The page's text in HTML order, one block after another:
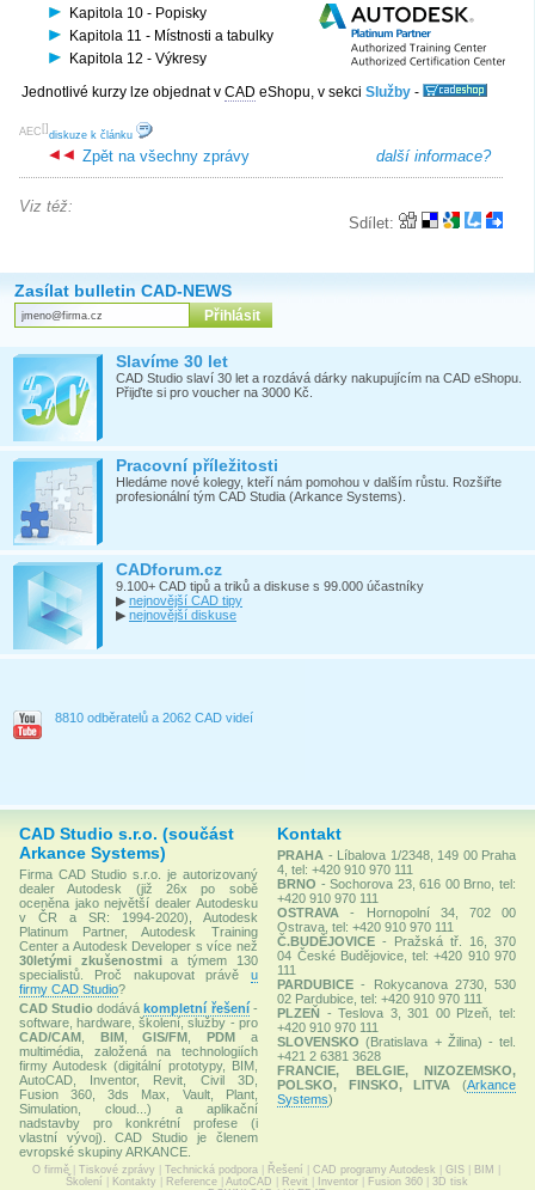
Kapitola 10 - Popisky
Kapitola 11 - Místnosti a tabulky
Kapitola 12 - Výkresy
Jednotlivé kurzy lze objednat v CAD eShopu, v sekci Služby -
[
AEC ]
diskuze k článku
další informace?
Zpět na všechny zprávy
Sdílet:
Viz též:
Zasílat bulletin CAD-NEWS
Slavíme 30 let
CAD Studio slaví 30 let a rozdává dárky nakupujícím na CAD eShopu.
Přijďte si pro voucher na 3000 Kč.
Pracovní příležitosti
Hledáme nové kolegy, kteří nám pomohou v dalším růstu. Rozšiřte
profesionální tým CAD Studia (Arkance Systems).
CADforum.cz
9.100+ CAD tipů a triků a diskuse s 99.000 účastníky
▶ nejnovější CAD tipy
▶ nejnovější diskuse
8810 odběratelů a 2062 CAD videí
CAD Studio s.r.o. (součást
Arkance Systems)
Firma CAD Studio s.r.o. je autorizovaný
dealer Autodesk (již 26x po sobě
oceněna jako největší dealer Autodesku
v ČR a SR: 1994-2020), Autodesk
Platinum Partner, Autodesk Training
Center a Autodesk Developer s více než
30letými zkušenostmia týmem 130
specialistů. Proč nakupovat právě u
firmy CAD Studio?
CAD Studio dodávákompletní řešení-
software, hardware, školení, služby - pro
CAD/CAM
BIM,GIS/FM ,PDM a
multimédia, založená na technologiích
firmy Autodesk (digitální prototypy, BIM,
AutoCAD, Inventor, Revit, Civil 3D,
Fusion 360, 3ds Max, Vault, Plant,
Simulation, cloud...) a aplikační
nadstavby pro konkrétní profese (i
vlastní vývoj). CAD Studio je členem
evropské skupiny ARKANCE.
Kontakt
PRAHA - Líbalova 1/2348, 149 00 Praha
4, tel: +420 910 970 111
BRNO - Sochorova 23, 616 00 Brno, tel:
+420 910 970 111
OSTRAVA
- Hornopolní 34, 702 00
Ostrava, tel: +420 910 970 111
Č.BUDĚJOVICE - Pražská tř. 16, 370
04 České Budějovice, tel: +420 910 970
111
PARDUBICE - Rokycanova 2730, 530
02 Pardubice, tel: +420 910 970 111
PLZEŇ - Teslova 3, 301 00 Plzeň, tel:
+420 910 970 111
SLOVENSKO (Bratislava + Žilina) - tel.
+421 2 6381 3628
FRANCIE, BELGIE, NIZOZEMSKO,
POLSKO, FINSKO, LITVA
(Arkance
Systems)
O firmě Tiskové zprávy Technická podpora Řešení CAD programy Autodesk GIS BIM
Školení
Kontakty Reference| AutoCAD Revit Inventor| Fusion 360| 3D tisk